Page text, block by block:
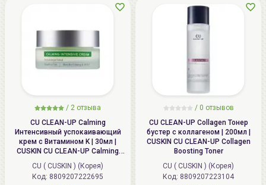
/ 2 отзыва
CU CLEAN-UP Calming
Интенсивный успокаивающий
крем с Витамином K | 30мл |
CUSKIN CU CLEAN-UP Calming
Intensive Cream
CU ( CUSKIN ) (Корея)
Код: 8809207222695
/ 0 отзывов
CU CLEAN-UP Collagen Тонер
бустер с коллагеном | 200мл |
CUSKIN CU CLEAN-UP Collagen
Boosting Toner
CU ( CUSKIN ) (Корея)
Код: 8809207223104